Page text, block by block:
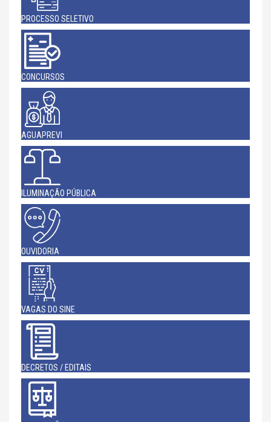
PROCESSO SELETIVO
CONCURSOS
AGUAPREVI
ILUMINAÇÃO PÚBLICA
OUVIDORIA
VAGAS DO SINE
DECRETOS / EDITAIS